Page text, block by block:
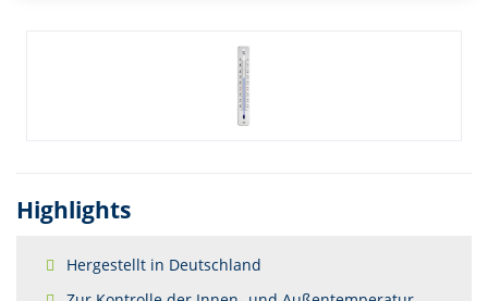
Highlights
Hergestellt in Deutschland